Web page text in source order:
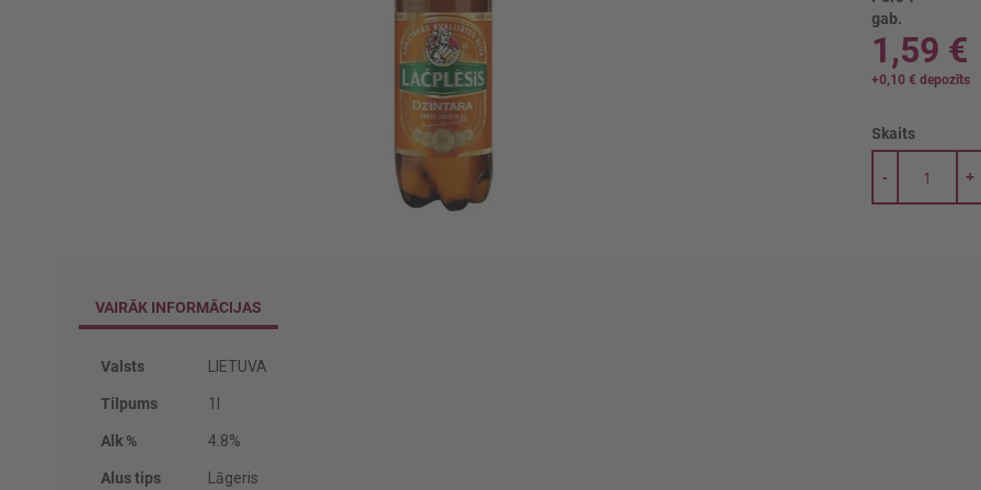
sākumu
gab.
1,59 €
+0,10 € depozīts
Skaits
+
-
VAIRĀK INFORMĀCIJAS
Vairāk
Valsts LIETUVA
Tilpums 1l
Alk % 4.8%
Alus tips Lāgeris